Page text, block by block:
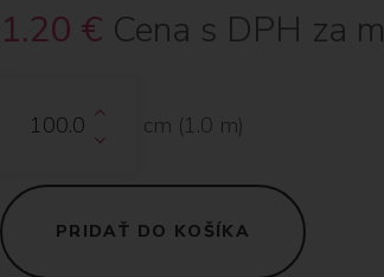
1.20 € Cena s DPH za m
cm (1.0 m)
PRIDAŤ DO KOŠÍKA